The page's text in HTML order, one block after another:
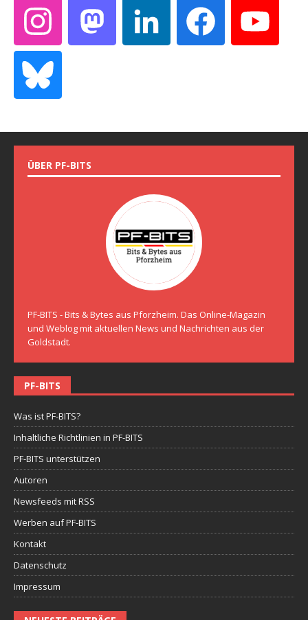
ÜBER PF-BITS
PF-BITS - Bits & Bytes aus Pforzheim. Das Online-Magazin
und Weblog mit aktuellen News und Nachrichten aus der
Goldstadt.
PF-BITS
Was ist PF-BITS?
Inhaltliche Richtlinien in PF-BITS
PF-BITS unterstützen
Autoren
Newsfeeds mit RSS
Werben auf PF-BITS
Kontakt
Datenschutz
Impressum